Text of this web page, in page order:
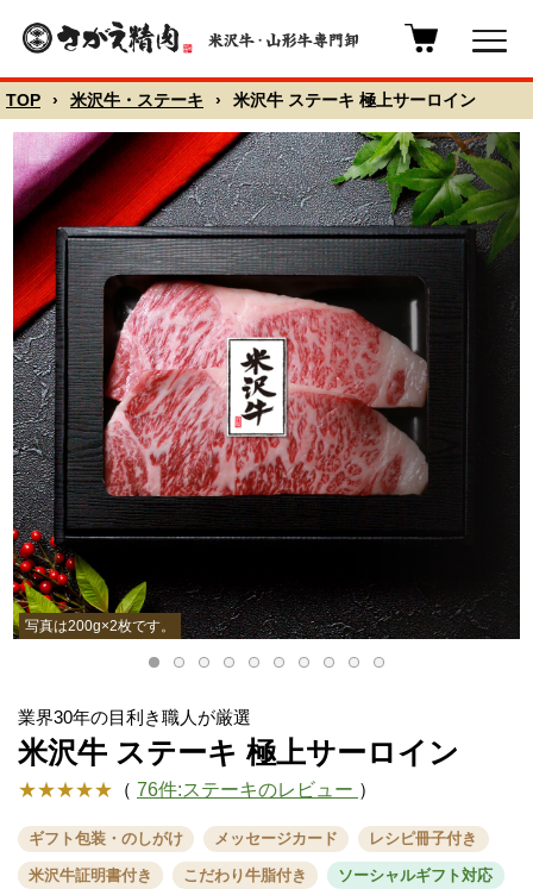
TOP › 米沢牛・ステーキ › 米沢牛 ステーキ 極上サーロイン
写真は200g×2枚です。
業界30年の目利き職人が厳選
米沢牛 ステーキ 極上サーロイン
★★★★★ （ 76件:ステーキのレビュー ）
ギフト包装・のしがけ メッセージカード レシピ冊子付き
米沢牛証明書付き こだわり牛脂付き ソーシャルギフト対応